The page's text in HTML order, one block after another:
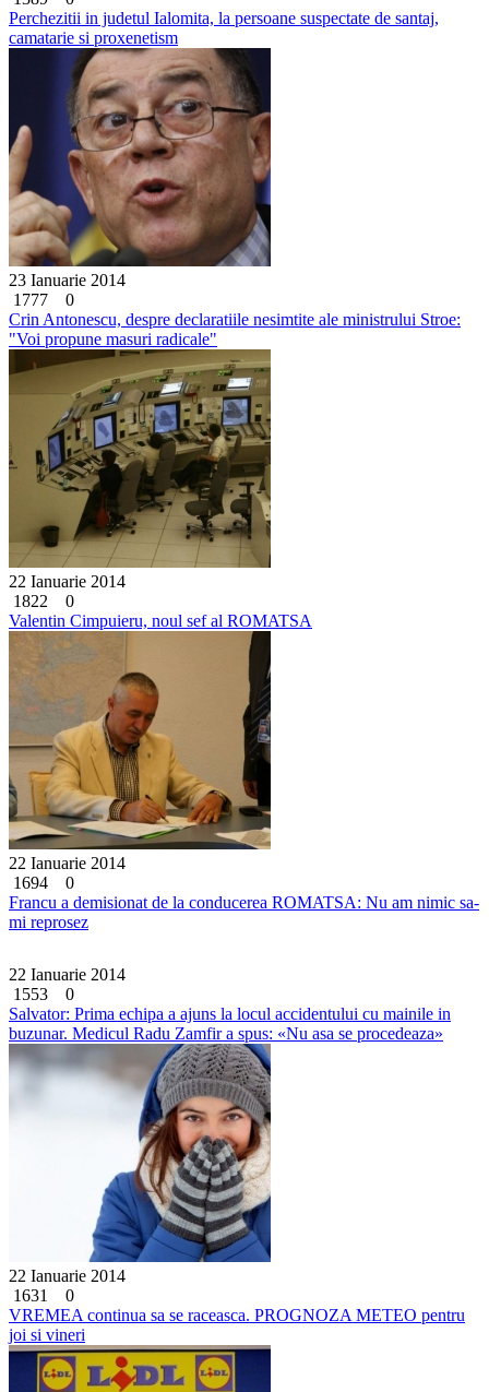
Perchezitii in judetul Ialomita, la persoane suspectate de santaj,
camatarie si proxenetism
23 Ianuarie 2014
1777
0
Crin Antonescu, despre declaratiile nesimtite ale ministrului Stroe:
"Voi propune masuri radicale"
22 Ianuarie 2014
1822
0
Valentin Cimpuieru, noul sef al ROMATSA
22 Ianuarie 2014
1694
0
Francu a demisionat de la conducerea ROMATSA: Nu am nimic sa-
mi reprosez
22 Ianuarie 2014
1553
0
Salvator: Prima echipa a ajuns la locul accidentului cu mainile in
buzunar. Medicul Radu Zamfir a spus: «Nu asa se procedeaza»
22 Ianuarie 2014
1631
0
VREMEA continua sa se raceasca. PROGNOZA METEO pentru
joi si vineri